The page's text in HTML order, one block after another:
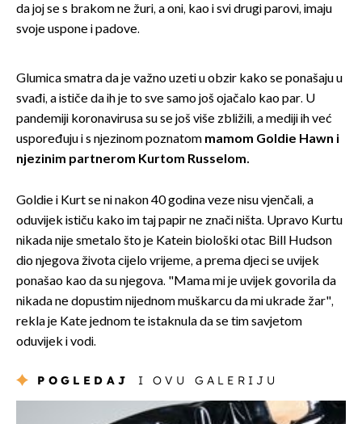
da joj se s brakom ne žuri, a oni, kao i svi drugi parovi, imaju
svoje uspone i padove.
Glumica smatra da je važno uzeti u obzir kako se ponašaju u
svađi, a ističe da ih je to sve samo još ojačalo kao par. U
pandemiji koronavirusa su se još više zbližili, a mediji ih već
uspoređuju i s njezinom poznatom mamom Goldie Hawn i
njezinim partnerom Kurtom Russelom.
Goldie i Kurt se ni nakon 40 godina veze nisu vjenčali, a
oduvijek ističu kako im taj papir ne znači ništa. Upravo Kurtu
nikada nije smetalo što je Katein biološki otac Bill Hudson
dio njegova života cijelo vrijeme, a prema djeci se uvijek
ponašao kao da su njegova. "Mama mi je uvijek govorila da
nikada ne dopustim nijednom muškarcu da mi ukrade žar",
rekla je Kate jednom te istaknula da se tim savjetom
oduvijek i vodi.
POGLEDAJ I OVU GALERIJU